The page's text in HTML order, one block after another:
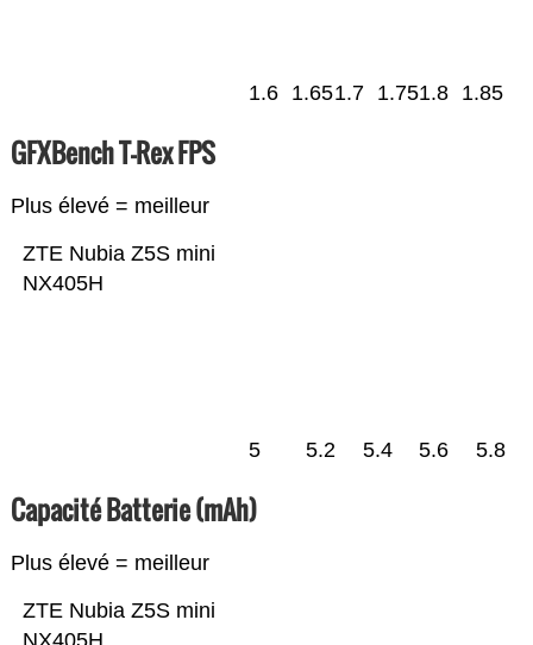
1.6 1.651.7 1.751.8 1.85
GFXBench T-Rex FPS
Plus élevé = meilleur
ZTE Nubia Z5S mini
NX405H
5 5.2 5.4 5.6 5.8
Capacité Batterie (mAh)
Plus élevé = meilleur
ZTE Nubia Z5S mini